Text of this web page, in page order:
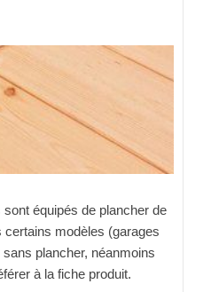
équipés de plancher de
certains modèles (garages
plancher, néanmoins
à la fiche produit.